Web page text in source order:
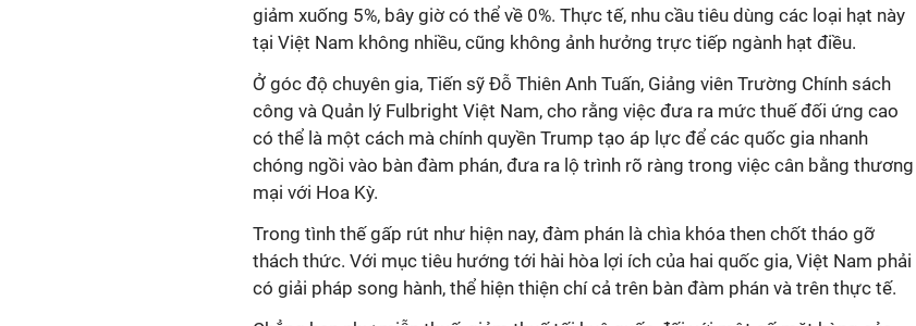
giảm xuống 5%, bây giờ có thể về 0%. Thực tế, nhu cầu tiêu dùng các loại hạt này
tại Việt Nam không nhiều, cũng không ảnh hưởng trực tiếp ngành hạt điều.
Ở góc độ chuyên gia, Tiến sỹ Đỗ Thiên Anh Tuấn, Giảng viên Trường Chính sách
công và Quản lý Fulbright Việt Nam, cho rằng việc đưa ra mức thuế đối ứng cao
có thể là một cách mà chính quyền Trump tạo áp lực để các quốc gia nhanh
chóng ngồi vào bàn đàm phán, đưa ra lộ trình rõ ràng trong việc cân bằng thương
mại với Hoa Kỳ.
Trong tình thế gấp rút như hiện nay, đàm phán là chìa khóa then chốt tháo gỡ
thách thức. Với mục tiêu hướng tới hài hòa lợi ích của hai quốc gia, Việt Nam phải
có giải pháp song hành, thể hiện thiện chí cả trên bàn đàm phán và trên thực tế.